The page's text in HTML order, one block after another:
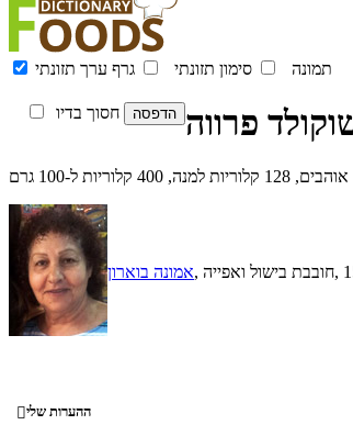
תמונה סימון תזונתי גרף ערך תזונתי
חסוך בדיו פרווה
ל-100 גרם
אמונה בוארון , חובבת בישול ואפייה,
ההערות שלי